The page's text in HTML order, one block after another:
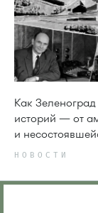
Как
историй — от
и
НОВОСТИ